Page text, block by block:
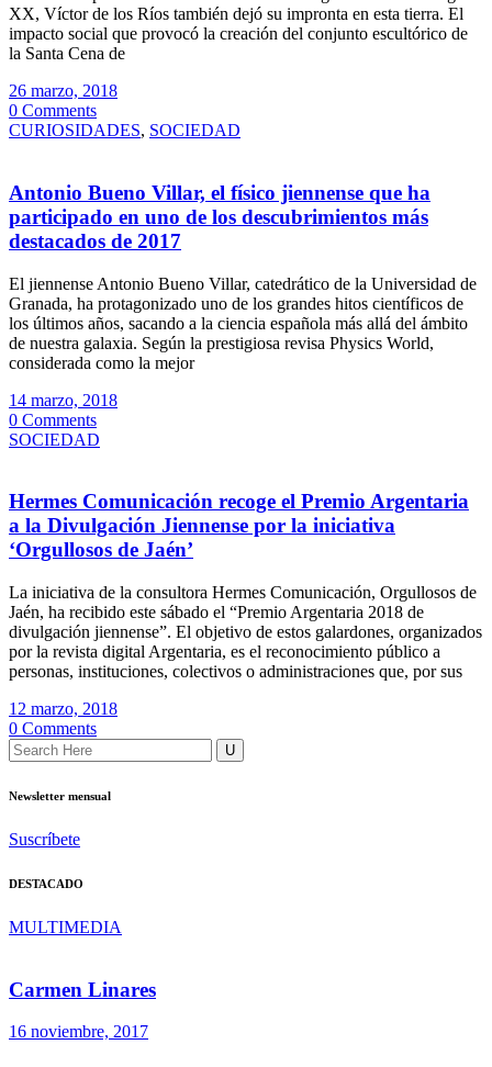
XX, Víctor de los Ríos también dejó su impronta en esta tierra. El
impacto social que provocó la creación del conjunto escultórico de
la Santa Cena de
26 marzo, 2018
0 Comments
CURIOSIDADES, SOCIEDAD
Antonio Bueno Villar, el físico jiennense que ha
participado en uno de los descubrimientos más
destacados de 2017
El jiennense Antonio Bueno Villar, catedrático de la Universidad de
Granada, ha protagonizado uno de los grandes hitos científicos de
los últimos años, sacando a la ciencia española más allá del ámbito
de nuestra galaxia. Según la prestigiosa revisa Physics World,
considerada como la mejor
14 marzo, 2018
0 Comments
SOCIEDAD
Hermes Comunicación recoge el Premio Argentaria
a la Divulgación Jiennense por la iniciativa
‘Orgullosos de Jaén’
La iniciativa de la consultora Hermes Comunicación, Orgullosos de
Jaén, ha recibido este sábado el “Premio Argentaria 2018 de
divulgación jiennense”. El objetivo de estos galardones, organizados
por la revista digital Argentaria, es el reconocimiento público a
personas, instituciones, colectivos o administraciones que, por sus
12 marzo, 2018
0 Comments
Newsletter mensual
Suscríbete
DESTACADO
MULTIMEDIA
Carmen Linares
16 noviembre, 2017